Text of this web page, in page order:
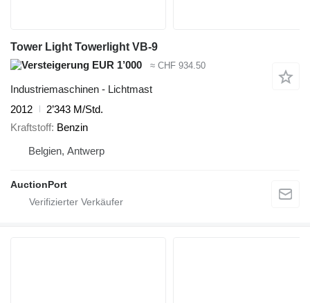
Tower Light Towerlight VB-9
EUR 1’000
≈ CHF 934.50
Industriemaschinen - Lichtmast
2012
2’343 M/Std.
Kraftstoff Benzin
Belgien, Antwerp
AuctionPort